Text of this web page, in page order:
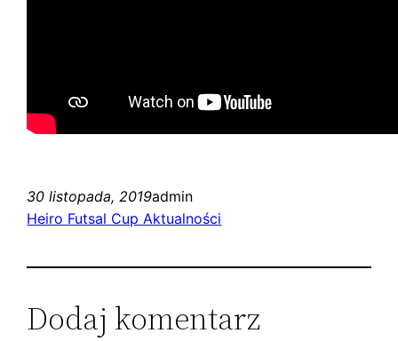
30 listopada, 2019admin
Heiro Futsal Cup Aktualności
Dodaj komentarz